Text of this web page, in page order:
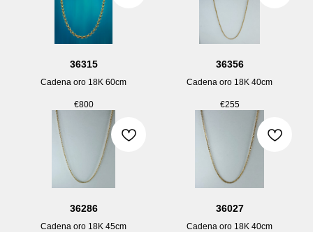
36315
Cadena oro 18K 60cm
€800
36356
Cadena oro 18K 40cm
€255
36286
Cadena oro 18K 45cm
36027
Cadena oro 18K 40cm